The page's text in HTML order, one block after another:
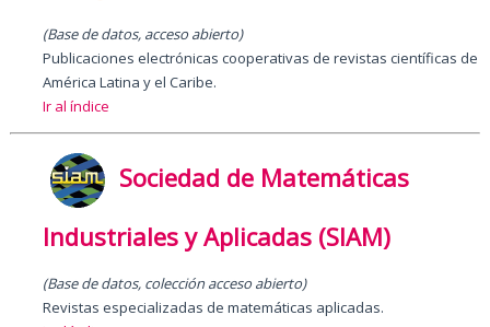
(Base de datos, acceso abierto)
Publicaciones electrónicas cooperativas de revistas científicas de
América Latina y el Caribe.
Ir al índice
Sociedad de Matemáticas
Industriales y Aplicadas (SIAM)
(Base de datos, colección acceso abierto)
Revistas especializadas de matemáticas aplicadas.